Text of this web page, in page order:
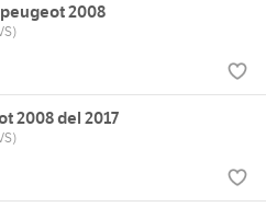
2008
2008 del 2017